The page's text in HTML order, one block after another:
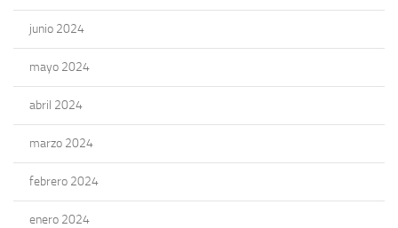
junio 2024
mayo 2024
abril 2024
marzo 2024
febrero 2024
enero 2024